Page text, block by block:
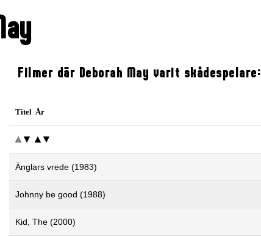
Filmer där Deborah May varit skådespelare:
Titel År
Änglars vrede (1983)
Johnny be good (1988)
Kid, The (2000)